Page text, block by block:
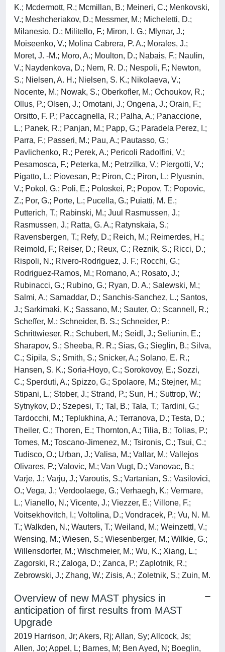
K.; Mcdermott, R.; Mcmillan, B.; Meineri, C.; Menkovski,
V.; Meshcheriakov, D.; Messmer, M.; Micheletti, D.;
Milanesio, D.; Militello, F.; Miron, I. G.; Mlynar, J.;
Moiseenko, V.; Molina Cabrera, P. A.; Morales, J.;
Moret, J. -M.; Moro, A.; Moulton, D.; Nabais, F.; Naulin,
V.; Naydenkova, D.; Nem, R. D.; Nespoli, F.; Newton,
S.; Nielsen, A. H.; Nielsen, S. K.; Nikolaeva, V.;
Nocente, M.; Nowak, S.; Oberkofler, M.; Ochoukov, R.;
Ollus, P.; Olsen, J.; Omotani, J.; Ongena, J.; Orain, F.;
Orsitto, F. P.; Paccagnella, R.; Palha, A.; Panaccione,
L.; Panek, R.; Panjan, M.; Papp, G.; Paradela Perez, I.;
Parra, F.; Passeri, M.; Pau, A.; Pautasso, G.;
Pavlichenko, R.; Perek, A.; Pericoli Radolfini, V.;
Pesamosca, F.; Peterka, M.; Petrzilka, V.; Piergotti, V.;
Pigatto, L.; Piovesan, P.; Piron, C.; Piron, L.; Plyusnin,
V.; Pokol, G.; Poli, E.; Poloskei, P.; Popov, T.; Popovic,
Z.; Por, G.; Porte, L.; Pucella, G.; Puiatti, M. E.;
Putterich, T.; Rabinski, M.; Juul Rasmussen, J.;
Rasmussen, J.; Ratta, G. A.; Ratynskaia, S.;
Ravensbergen, T.; Refy, D.; Reich, M.; Reimerdes, H.;
Reimold, F.; Reiser, D.; Reux, C.; Reznik, S.; Ricci, D.;
Rispoli, N.; Rivero-Rodriguez, J. F.; Rocchi, G.;
Rodriguez-Ramos, M.; Romano, A.; Rosato, J.;
Rubinacci, G.; Rubino, G.; Ryan, D. A.; Salewski, M.;
Salmi, A.; Samaddar, D.; Sanchis-Sanchez, L.; Santos,
J.; Sarkimaki, K.; Sassano, M.; Sauter, O.; Scannell, R.;
Scheffer, M.; Schneider, B. S.; Schneider, P.;
Schrittwieser, R.; Schubert, M.; Seidl, J.; Seliunin, E.;
Sharapov, S.; Sheeba, R. R.; Sias, G.; Sieglin, B.; Silva,
C.; Sipila, S.; Smith, S.; Snicker, A.; Solano, E. R.;
Hansen, S. K.; Soria-Hoyo, C.; Sorokovoy, E.; Sozzi,
C.; Sperduti, A.; Spizzo, G.; Spolaore, M.; Stejner, M.;
Stipani, L.; Stober, J.; Strand, P.; Sun, H.; Suttrop, W.;
Sytnykov, D.; Szepesi, T.; Tal, B.; Tala, T.; Tardini, G.;
Tardocchi, M.; Teplukhina, A.; Terranova, D.; Testa, D.;
Theiler, C.; Thoren, E.; Thornton, A.; Tilia, B.; Tolias, P.;
Tomes, M.; Toscano-Jimenez, M.; Tsironis, C.; Tsui, C.;
Tudisco, O.; Urban, J.; Valisa, M.; Vallar, M.; Vallejos
Olivares, P.; Valovic, M.; Van Vugt, D.; Vanovac, B.;
Varje, J.; Varju, J.; Varoutis, S.; Vartanian, S.; Vasilovici,
O.; Vega, J.; Verdoolaege, G.; Verhaegh, K.; Vermare,
L.; Vianello, N.; Vicente, J.; Viezzer, E.; Villone, F.;
Voitsekhovitch, I.; Voltolina, D.; Vondracek, P.; Vu, N. M.
T.; Walkden, N.; Wauters, T.; Weiland, M.; Weinzettl, V.;
Wensing, M.; Wiesen, S.; Wiesenberger, M.; Wilkie, G.;
Willensdorfer, M.; Wischmeier, M.; Wu, K.; Xiang, L.;
Zagorski, R.; Zaloga, D.; Zanca, P.; Zaplotnik, R.;
Zebrowski, J.; Zhang, W.; Zisis, A.; Zoletnik, S.; Zuin, M.
Overview of new MAST physics in
anticipation of first results from MAST
Upgrade
2019 Harrison, Jr; Akers, Rj; Allan, Sy; Allcock, Js;
Allen, Jo; Appel, L; Barnes, M; Ben Ayed, N; Boeglin,